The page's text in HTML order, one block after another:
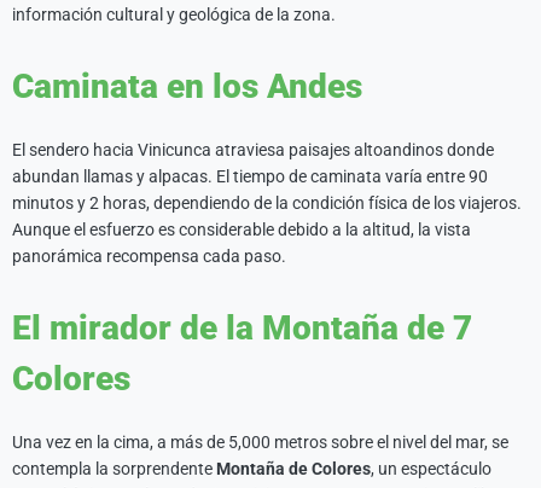
información cultural y geológica de la zona.
Caminata en los Andes
El sendero hacia Vinicunca atraviesa paisajes altoandinos donde
abundan llamas y alpacas. El tiempo de caminata varía entre 90
minutos y 2 horas, dependiendo de la condición física de los viajeros.
Aunque el esfuerzo es considerable debido a la altitud, la vista
panorámica recompensa cada paso.
El mirador de la Montaña de 7
Colores
Una vez en la cima, a más de 5,000 metros sobre el nivel del mar, se
contempla la sorprendente Montaña de Colores, un espectáculo